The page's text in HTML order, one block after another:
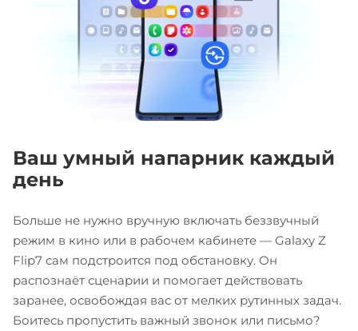
Ваш умный напарник каждый
день
Больше не нужно вручную включать беззвучный
режим в кино или в рабочем кабинете — Galaxy Z
Flip7 сам подстроится под обстановку. Он
распознаёт сценарии и помогает действовать
заранее, освобождая вас от мелких рутинных задач.
Боитесь пропустить важный звонок или письмо?